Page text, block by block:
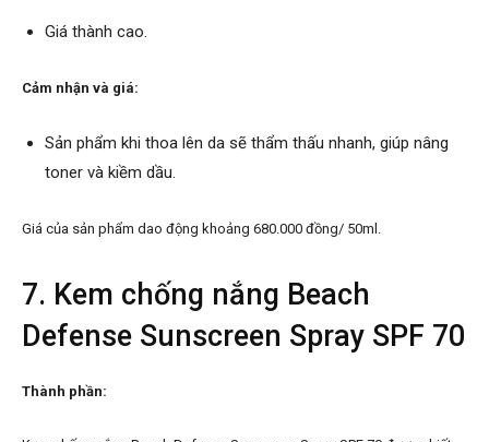
Giá thành cao.
Cảm nhận và giá:
Sản phẩm khi thoa lên da sẽ thẩm thấu nhanh, giúp nâng
toner và kiềm dầu.
Giá của sản phẩm dao động khoảng 680.000 đồng/ 50ml.
7. Kem chống nắng Beach
Defense Sunscreen Spray SPF 70
Thành phần: